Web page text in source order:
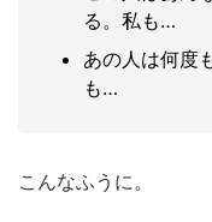
る。私も…
あの人は何度
も…
こんなふうに。